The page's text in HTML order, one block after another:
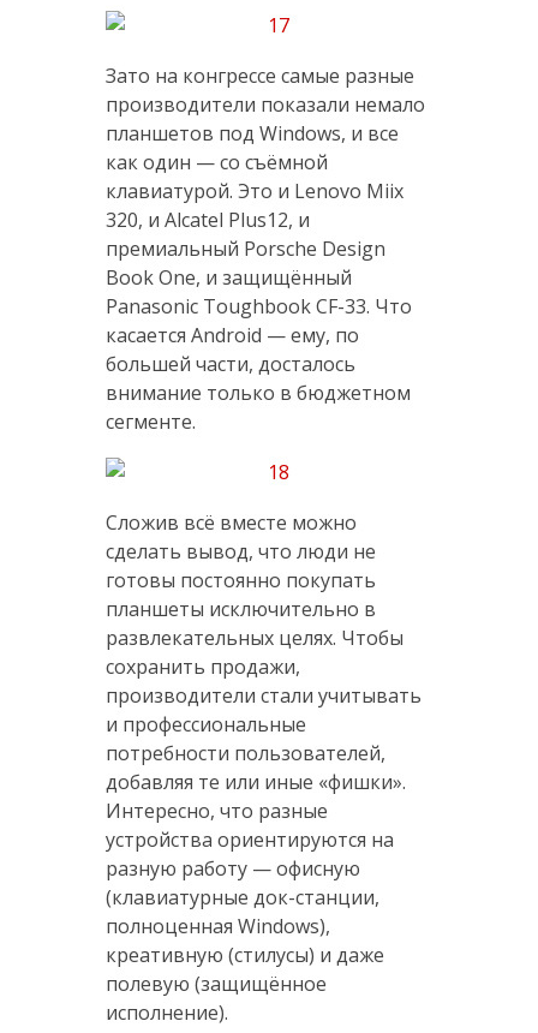
Зато на конгрессе самые разные
производители показали немало
планшетов под Windows, и все
как один — со съёмной
клавиатурой. Это и Lenovo Miix
320, и Alcatel Plus12, и
премиальный Porsche Design
Book One, и защищённый
Panasonic Toughbook CF-33. Что
касается Android — ему, по
большей части, досталось
внимание только в бюджетном
сегменте.
Сложив всё вместе можно
сделать вывод, что люди не
готовы постоянно покупать
планшеты исключительно в
развлекательных целях. Чтобы
сохранить продажи,
производители стали учитывать
и профессиональные
потребности пользователей,
добавляя те или иные «фишки».
Интересно, что разные
устройства ориентируются на
разную работу — офисную
(клавиатурные док-станции,
полноценная Windows),
креативную (стилусы) и даже
полевую (защищённое
исполнение).